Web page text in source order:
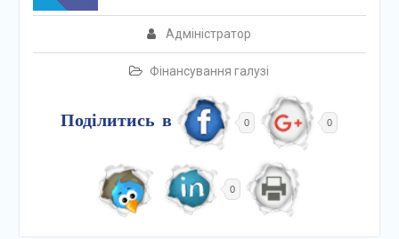
Адміністратор
Фінансування галузі
Поділитись в 0 0
0